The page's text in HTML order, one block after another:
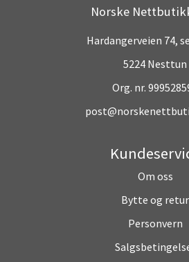
Norske
Hardangerveien 74,
5224 Nesttun
Org. nr.
Om oss
Bytte og retur
Personvern